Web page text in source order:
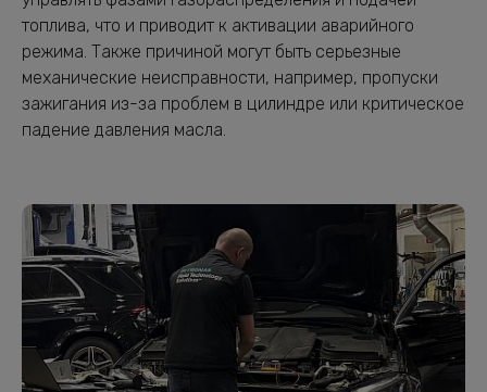
топлива, что и приводит к активации аварийного
режима. Также причиной могут быть серьезные
механические неисправности, например, пропуски
зажигания из-за проблем в цилиндре или критическое
падение давления масла.